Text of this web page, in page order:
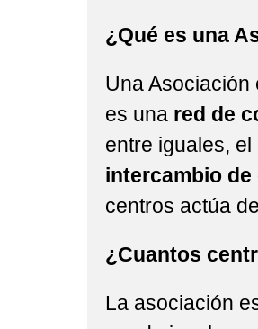
¿Qué es una
Una Asociación
es una red de
entre iguales,
intercambio
centros actúa
¿Cuantos
La asociación